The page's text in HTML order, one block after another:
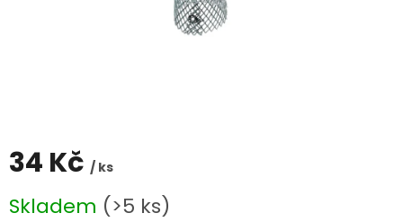
34 Kč / ks
cena:
Skladem (>5 ks)